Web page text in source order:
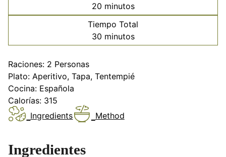
20minutos
minutos
Tiempo Total
30minutos
minutos
Raciones: 2 Personas
Plato: Aperitivo, Tapa, Tentempié
Cocina: Española
Calorías: 315
Ingredients
Method
Ingredientes